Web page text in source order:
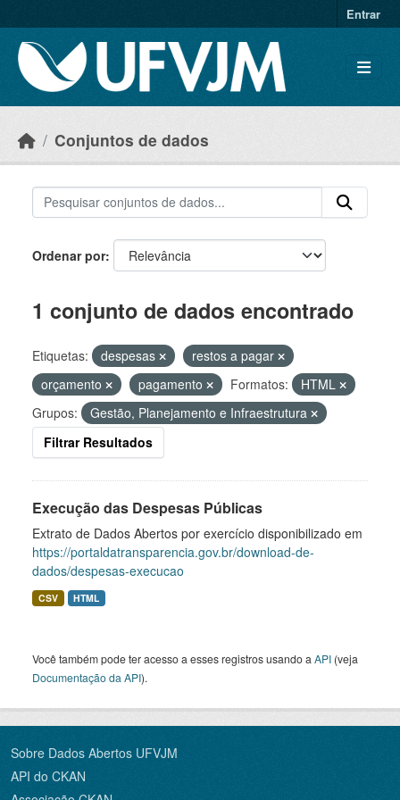
Entrar
Conjuntos de dados
Ordenar por
1 conjunto de dados encontrado
Etiquetas: despesas
restos a pagar
orçamento
pagamento Formatos:
HTML
Grupos:
Gestão, Planejamento e Infraestrutura
Filtrar Resultados
Execução das Despesas Públicas
Extrato de Dados Abertos por exercício disponibilizado em
https://portaldatransparencia.gov.br/download-de-
dados/despesas-execucao
CSV HTML
Você também pode ter acesso a esses registros usando a API (veja
Documentação da API).
Sobre Dados Abertos UFVJM
API do CKAN